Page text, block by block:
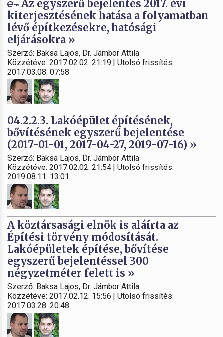
Az egyszerű bejelentés 2017. évi
kiterjesztésének hatása a folyamatban
lévő építkezésekre, hatósági
eljárásokra »
Szerző: Baksa Lajos, Dr. Jámbor Attila
Közzétéve: 2017.02.02. 21:19 | Utolsó frissítés:
2017.03.08. 07:58
04.2.2.3. Lakóépület építésének,
bővítésének egyszerű bejelentése
(2017-01-01, 2017-04-27, 2019-07-16) »
Szerző: Baksa Lajos, Dr. Jámbor Attila
Közzétéve: 2017.02.02. 21:54 | Utolsó frissítés:
2019.08.11. 13:01
A köztársasági elnök is aláírta az
Építési törvény módosítását.
Lakóépületek építése, bővítése
egyszerű bejelentéssel 300
négyzetméter felett is »
Szerző: Baksa Lajos, Dr. Jámbor Attila
Közzétéve: 2017.02.12. 15:56 | Utolsó frissítés:
2017.03.28. 20:48